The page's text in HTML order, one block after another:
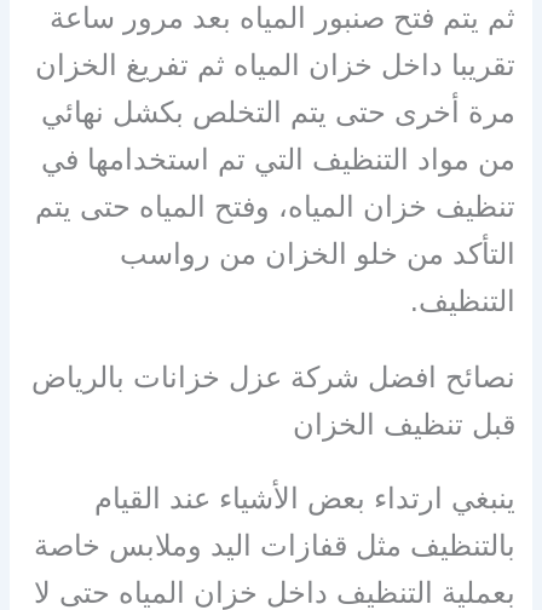
ثم يتم فتح صنبور المياه بعد مرور ساعة
تقريبا داخل خزان المياه ثم تفريغ الخزان
مرة أخرى حتى يتم التخلص بكشل نهائي
من مواد التنظيف التي تم استخدامها في
تنظيف خزان المياه، وفتح المياه حتى يتم
التأكد من خلو الخزان من رواسب
التنظيف.
نصائح افضل شركة عزل خزانات بالرياض
قبل تنظيف الخزان
ينبغي ارتداء بعض الأشياء عند القيام
بالتنظيف مثل قفازات اليد وملابس خاصة
بعملية التنظيف داخل خزان المياه حتى لا